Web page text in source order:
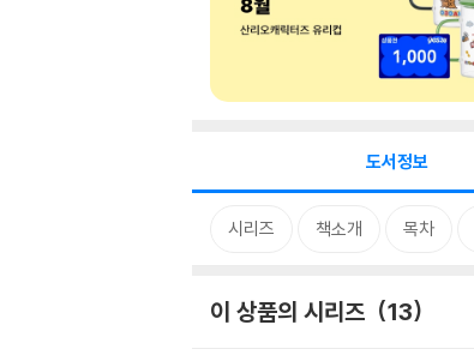
도서정보
시리즈 책소개 목차
이 상품의 시리즈 13